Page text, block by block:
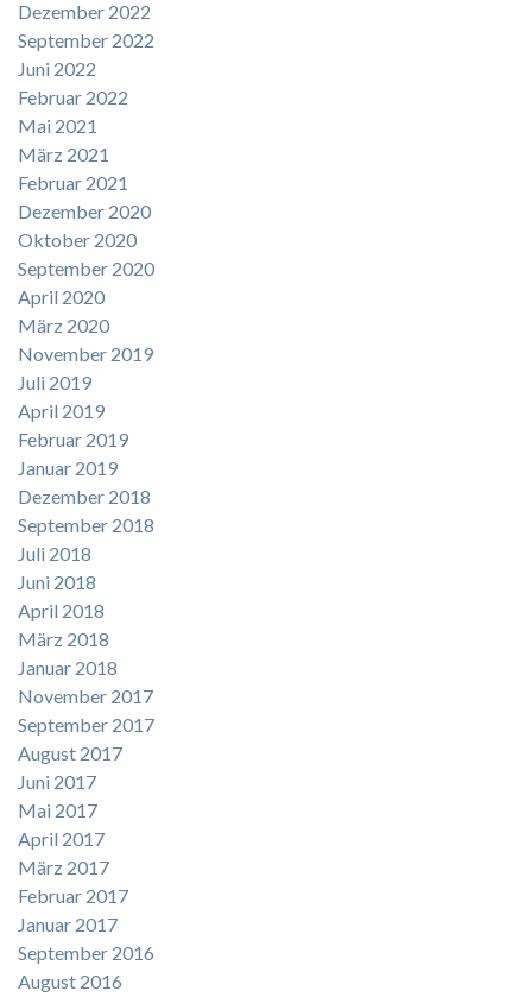
Dezember 2022
September 2022
Juni 2022
Februar 2022
Mai 2021
März 2021
Februar 2021
Dezember 2020
Oktober 2020
September 2020
April 2020
März 2020
November 2019
Juli 2019
April 2019
Februar 2019
Januar 2019
Dezember 2018
September 2018
Juli 2018
Juni 2018
April 2018
März 2018
Januar 2018
November 2017
September 2017
August 2017
Juni 2017
Mai 2017
April 2017
März 2017
Februar 2017
Januar 2017
September 2016
August 2016